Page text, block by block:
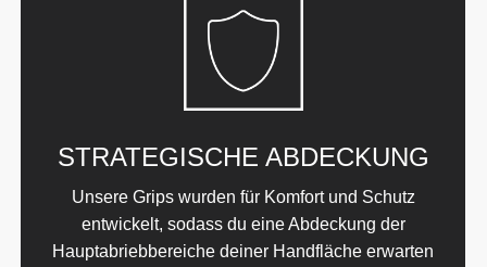
STRATEGISCHE ABDECKUNG
Unsere Grips wurden für Komfort und Schutz
entwickelt, sodass du eine Abdeckung der
Hauptabriebbereiche deiner Handfläche erwarten